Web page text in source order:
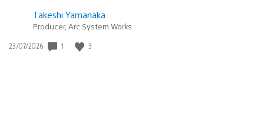
Takeshi Yamanaka
Producer, Arc System Works
Data
23/07/2026 1 3